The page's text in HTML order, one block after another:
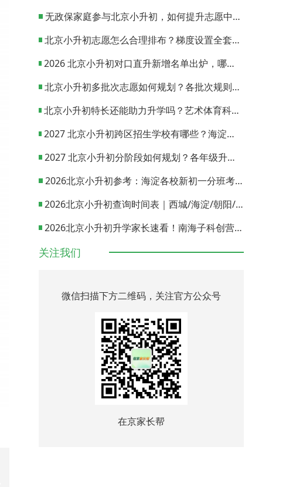
无政保家庭参与北京小升初，如何提升志愿中签概率？
北京小升初志愿怎么合理排布？梯度设置全套策略与填报避坑指南
2026 北京小升初对口直升新增名单出炉，哪些小学可以直升优质初中？
北京小升初多批次志愿如何规划？各批次规则与填报实操指南
北京小升初特长还能助力升学吗？艺术体育科技特长机会与误区全面解析
2027 北京小升初跨区招生学校有哪些？海淀西城东城全市招生校完整汇总
2027 北京小升初分阶段如何规划？各年级升学节点与升学通道全梳理
2026北京小升初参考：海淀各校新初一分班考试日期汇总
2026北京小升初查询时间表｜西城/海淀/朝阳/东城/丰台一键对照
2026北京小升初升学家长速看！南海子科创营报名通道正式开启
关注我们
微信扫描下方二维码，关注官方公众号
在京家长帮